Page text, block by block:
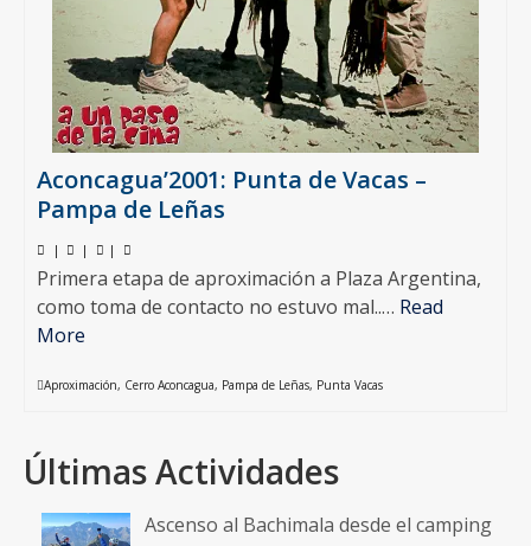
Aconcagua’2001: Punta de Vacas –
Pampa de Leñas
| | |
Primera etapa de aproximación a Plaza Argentina,
como toma de contacto no estuvo mal..… Read
More
Aproximación, Cerro Aconcagua, Pampa de Leñas, Punta Vacas
Últimas Actividades
Ascenso al Bachimala desde el camping